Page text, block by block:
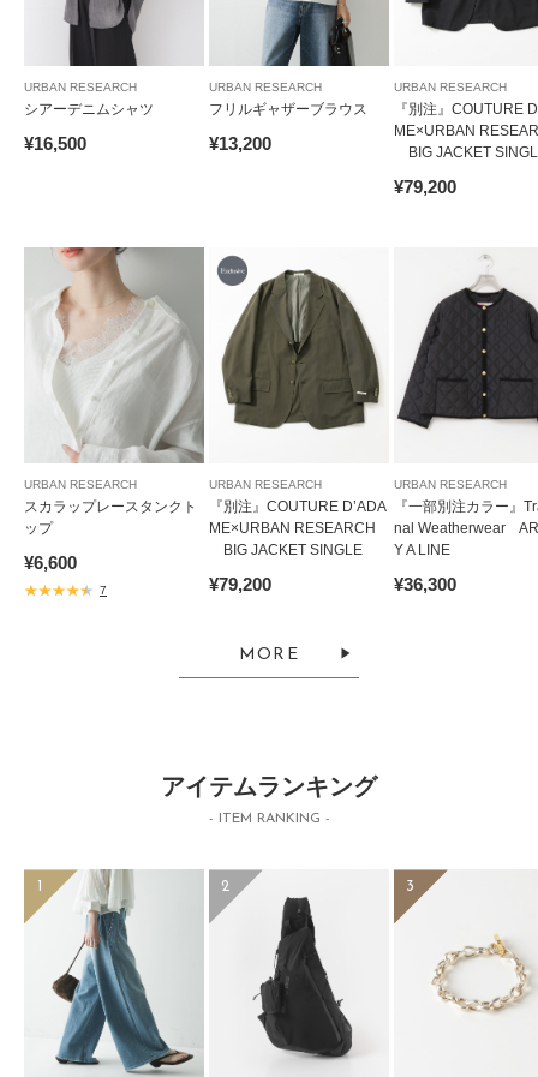
URBAN RESEARCH
シアーデニムシャツ
¥16,500
URBAN RESEARCH
スカラップレースタンクト
ップ
¥6,600
7
URBAN RESEARCH
フリルギャザーブラウス
¥13,200
URBAN RESEARCH
『別注』COUTURE D’ADA
ME×URBAN RESEARCH
BIG JACKET SINGLE
¥79,200
URBAN RESEARCH
『別注』COUTURE
ME×URBAN
BIG JACKET
¥79,200
URBAN RESEARCH
『一部別注カラー』
nal Weatherwear
Y A LINE
¥36,300
MORE
アイテムランキング
- ITEM RANKING -
2 3